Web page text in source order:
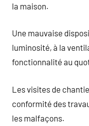
la maison.
Une mauvaise
luminosité, à la
fonctionnalité au
Les visites de
conformité des
les malfaçons.